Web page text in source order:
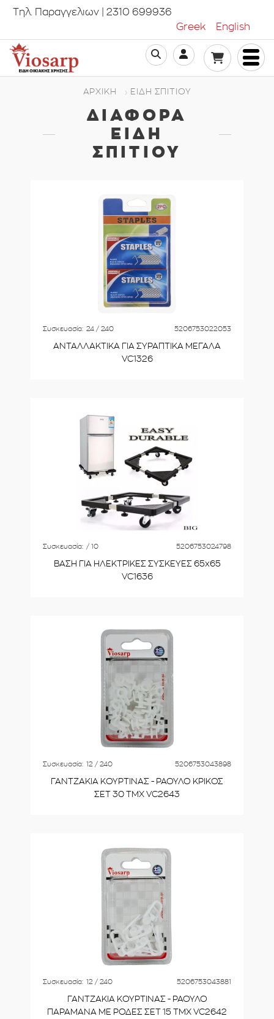
Τηλ. Παραγγελιων | 2310 699936
Greek
English
ΑΡΧΙΚΗ ΕΊΔΗ ΣΠΙΤΙΟΎ
ΔΙΆΦΟΡΑ
ΕΊΔΗ
ΣΠΙΤΙΟΎ
Συσκευασία: 24 / 240 5206753022053
ΑΝΤΑΛΛΑΚΤΙΚΑ ΓΙΑ ΣΥΡΑΠΤΙΚΑ ΜΕΓΑΛΑ
VC1326
Συσκευασία: / 10 5206753024798
ΒΑΣΗ ΓΙΑ ΗΛΕΚΤΡΙΚΕΣ ΣΥΣΚΕΥΕΣ 65x65
VC1636
Συσκευασία: 12 / 240 5206753043898
ΓΑΝΤΖΑΚΙΑ ΚΟΥΡΤΙΝΑΣ - ΡΑΟΥΛΟ ΚΡΙΚΟΣ
ΣΕΤ 30 ΤΜΧ VC2643
Συσκευασία: 12 / 240 5206753043881
ΓΑΝΤΖΑΚΙΑ ΚΟΥΡΤΙΝΑΣ - ΡΑΟΥΛΟ
ΠΑΡΑΜΑΝΑ ΜΕ ΡΟΔΕΣ ΣΕΤ 15 ΤΜΧ VC2642